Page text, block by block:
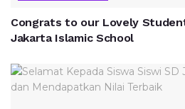
Congrats to our Lovely
Jakarta Islamic School